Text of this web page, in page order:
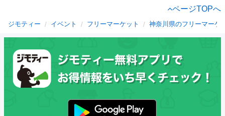
ページTOPへ
ジモティー イベント フリーマーケット 神奈川県のフリーマーケ